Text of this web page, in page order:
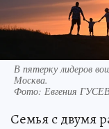
В пятерку лидеров
Москва.
Фото: Евгения
Семья с двумя